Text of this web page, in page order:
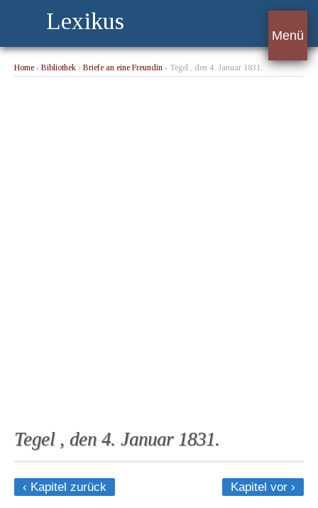
Lexikus
Menü
Home › Bibliothek › Briefe an eine Freundin › Tegel , den 4. Januar 1831.
Tegel , den 4. Januar 1831.
‹ Kapitel zurück Kapitel vor ›